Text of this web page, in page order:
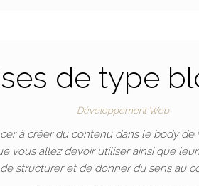
de type
Développement Web
à créer du contenu dans le body
vous allez devoir utiliser ainsi que
structurer et de donner du sens au